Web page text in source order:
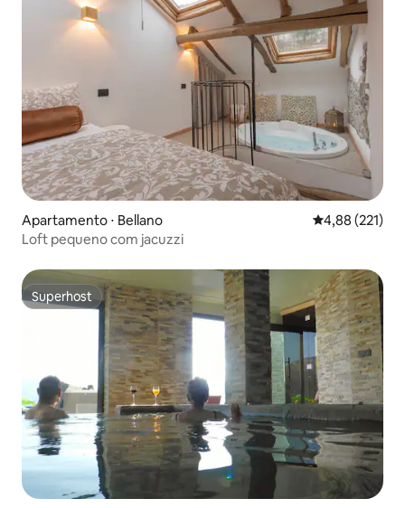
Apartamento ⋅ Bellano 4,88 de uma
4,88 (221)
Loft pequeno com jacuzzi
Superhost
Superhost